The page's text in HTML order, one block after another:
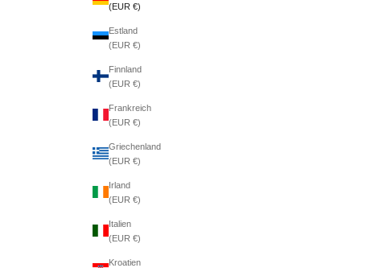
(EUR €)
Estland
(EUR €)
Finnland
(EUR €)
Frankreich
(EUR €)
Griechenland
(EUR €)
Irland
(EUR €)
Italien
(EUR €)
Kroatien